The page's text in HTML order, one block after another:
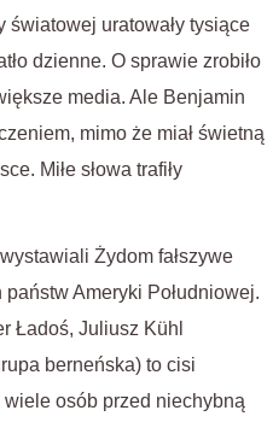
uratowały tysiące
dzienne. O sprawie zrobiło
media. Ale Benjamin
mimo że miał świetną
Miłe słowa trafiły
Żydom fałszywe
Ameryki Południowej.
Ładoś, Juliusz Kühl
berneńska) to cisi
osób przed niechybną